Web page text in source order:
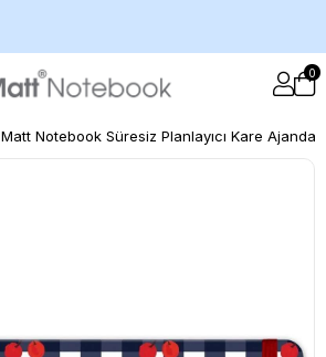
0
Matt Notebook Süresiz Planlayıcı Kare Ajanda